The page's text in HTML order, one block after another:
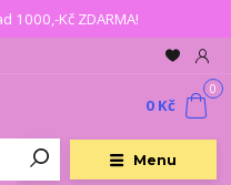
1000,-Kč ZDARMA!
Menu
0
0 Kč